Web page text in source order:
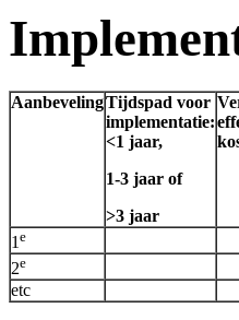
AanbevelingTijdspad voor
implementatie:
<1 jaar,
1-3 jaar of
>3 jaar
1e
2e
etc